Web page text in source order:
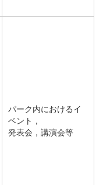
パーク内におけるイ
ベント，
発表会，講演会等